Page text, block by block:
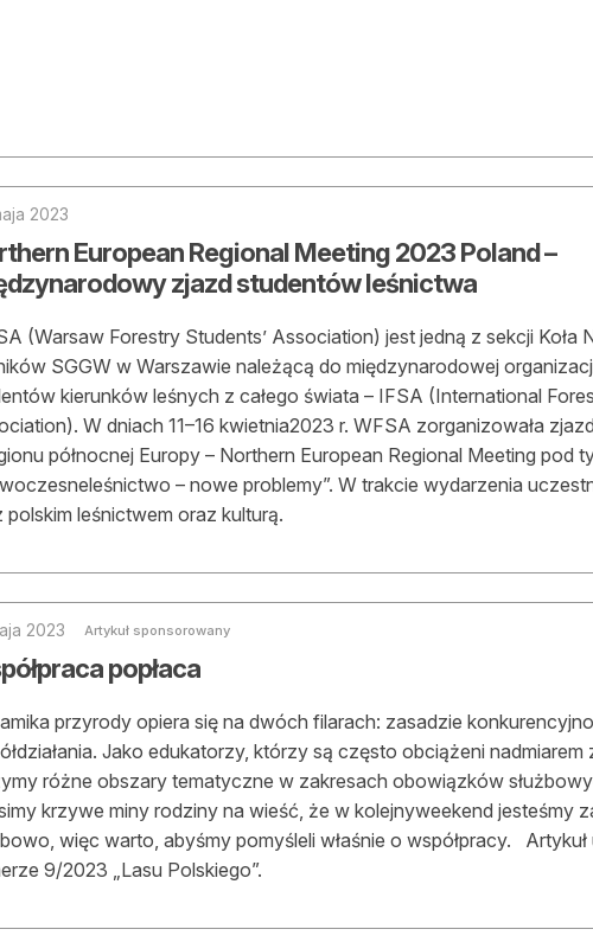
2023
European Regional Meeting 2023 Poland –
zjazd studentów leśnictwa
(Warsaw Forestry Students’ Association) jest jedną z sekcji Koła
SGGW w Warszawie należącą do międzynarodowej
kierunków leśnych z całego świata – IFSA (International
W dniach 11–16 kwietnia2023 r. WFSA zorganizowała
północnej Europy – Northern European Regional Meeting pod
– nowe problemy”. W trakcie wydarzenia
polskim leśnictwem oraz kulturą.
2023 Artykuł sponsorowany
popłaca
przyrody opiera się na dwóch filarach: zasadzie
Jako edukatorzy, którzy są często obciążeni nadmiarem
różne obszary tematyczne w zakresach obowiązków
krzywe miny rodziny na wieść, że w kolejnyweekend jesteśmy
więc warto, abyśmy pomyśleli właśnie o współpracy. Artykuł
9/2023 „Lasu Polskiego”.